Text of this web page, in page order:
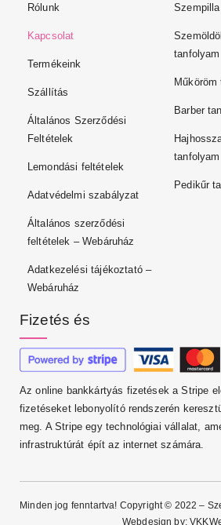
Rólunk
Kapcsolat
Termékeink
Szállítás
Általános Szerződési
Feltételek
Lemondási feltételek
Adatvédelmi szabályzat
Általános szerződési
feltételek – Webáruház
Adatkezelési tájékoztató –
Webáruház
tanfolyam
Barber
tanfolyam
Pedikűr
Fizetés és
Az online bankkártyás fizetések a Stripe
fizetéseket lebonyolító rendszerén
meg. A Stripe egy technológiai vállalat,
infrastruktúrát épít az internet számára.
Minden jog fenntartva! Copyright © 2022 –
Webdesign by: